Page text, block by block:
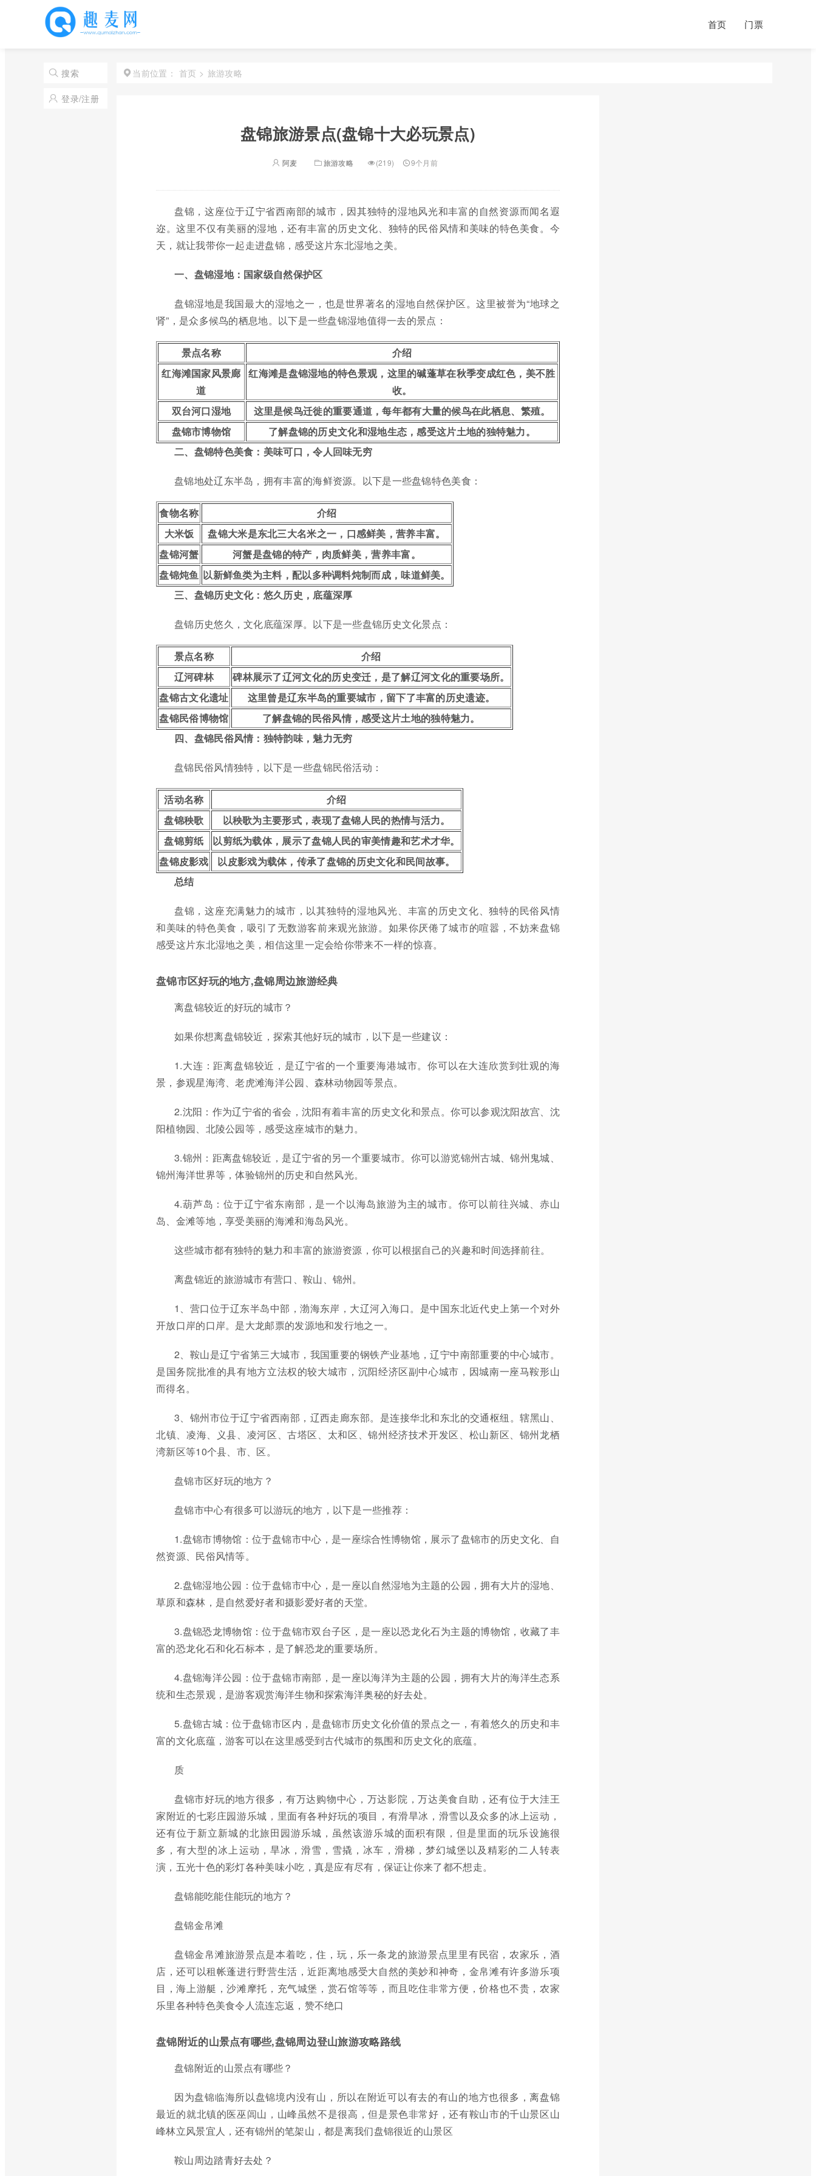
首页 门票
搜索
登录/注册
当前位置： 首页 > 旅游攻略
盘锦旅游景点(盘锦十大必玩景点)
阿麦 旅游攻略 (219) 9个月前
盘锦，这座位于辽宁省西南部的城市，因其独特的湿地风光和丰富的自然资源而闻名遐
迩。这里不仅有美丽的湿地，还有丰富的历史文化、独特的民俗风情和美味的特色美食。今
天，就让我带你一起走进盘锦，感受这片东北湿地之美。
一、盘锦湿地：国家级自然保护区
盘锦湿地是我国最大的湿地之一，也是世界著名的湿地自然保护区。这里被誉为“地球之
肾”，是众多候鸟的栖息地。以下是一些盘锦湿地值得一去的景点：
景点名称
介绍
红海滩国家风景廊
道
红海滩是盘锦湿地的特色景观，这里的碱蓬草在秋季变成红色，美不胜
收。
双台河口湿地
这里是候鸟迁徙的重要通道，每年都有大量的候鸟在此栖息、繁殖。
盘锦市博物馆
了解盘锦的历史文化和湿地生态，感受这片土地的独特魅力。
二、盘锦特色美食：美味可口，令人回味无穷
盘锦地处辽东半岛，拥有丰富的海鲜资源。以下是一些盘锦特色美食：
食物名称
介绍
大米饭
盘锦大米是东北三大名米之一，口感鲜美，营养丰富。
盘锦河蟹
河蟹是盘锦的特产，肉质鲜美，营养丰富。
盘锦炖鱼 以新鲜鱼类为主料，配以多种调料炖制而成，味道鲜美。
三、盘锦历史文化：悠久历史，底蕴深厚
盘锦历史悠久，文化底蕴深厚。以下是一些盘锦历史文化景点：
景点名称
介绍
辽河碑林
碑林展示了辽河文化的历史变迁，是了解辽河文化的重要场所。
盘锦古文化遗址
这里曾是辽东半岛的重要城市，留下了丰富的历史遗迹。
盘锦民俗博物馆
了解盘锦的民俗风情，感受这片土地的独特魅力。
四、盘锦民俗风情：独特韵味，魅力无穷
盘锦民俗风情独特，以下是一些盘锦民俗活动：
活动名称
介绍
盘锦秧歌
以秧歌为主要形式，表现了盘锦人民的热情与活力。
盘锦剪纸
以剪纸为载体，展示了盘锦人民的审美情趣和艺术才华。
盘锦皮影戏
以皮影戏为载体，传承了盘锦的历史文化和民间故事。
总结
盘锦，这座充满魅力的城市，以其独特的湿地风光、丰富的历史文化、独特的民俗风情
和美味的特色美食，吸引了无数游客前来观光旅游。如果你厌倦了城市的喧嚣，不妨来盘锦
感受这片东北湿地之美，相信这里一定会给你带来不一样的惊喜。
盘锦市区好玩的地方,盘锦周边旅游经典
离盘锦较近的好玩的城市？
如果你想离盘锦较近，探索其他好玩的城市，以下是一些建议：
1.大连：距离盘锦较近，是辽宁省的一个重要海港城市。你可以在大连欣赏到壮观的海
景，参观星海湾、老虎滩海洋公园、森林动物园等景点。
2.沈阳：作为辽宁省的省会，沈阳有着丰富的历史文化和景点。你可以参观沈阳故宫、沈
阳植物园、北陵公园等，感受这座城市的魅力。
3.锦州：距离盘锦较近，是辽宁省的另一个重要城市。你可以游览锦州古城、锦州鬼城、
锦州海洋世界等，体验锦州的历史和自然风光。
4.葫芦岛：位于辽宁省东南部，是一个以海岛旅游为主的城市。你可以前往兴城、赤山
岛、金滩等地，享受美丽的海滩和海岛风光。
这些城市都有独特的魅力和丰富的旅游资源，你可以根据自己的兴趣和时间选择前往。
离盘锦近的旅游城市有营口、鞍山、锦州。
1、营口位于辽东半岛中部，渤海东岸，大辽河入海口。是中国东北近代史上第一个对外
开放口岸的口岸。是大龙邮票的发源地和发行地之一。
2、鞍山是辽宁省第三大城市，我国重要的钢铁产业基地，辽宁中南部重要的中心城市。
是国务院批准的具有地方立法权的较大城市，沉阳经济区副中心城市，因城南一座马鞍形山
而得名。
3、锦州市位于辽宁省西南部，辽西走廊东部。是连接华北和东北的交通枢纽。辖黑山、
北镇、凌海、义县、凌河区、古塔区、太和区、锦州经济技术开发区、松山新区、锦州龙栖
湾新区等10个县、市、区。
盘锦市区好玩的地方？
盘锦市中心有很多可以游玩的地方，以下是一些推荐：
1.盘锦市博物馆：位于盘锦市中心，是一座综合性博物馆，展示了盘锦市的历史文化、自
然资源、民俗风情等。
2.盘锦湿地公园：位于盘锦市中心，是一座以自然湿地为主题的公园，拥有大片的湿地、
草原和森林，是自然爱好者和摄影爱好者的天堂。
3.盘锦恐龙博物馆：位于盘锦市双台子区，是一座以恐龙化石为主题的博物馆，收藏了丰
富的恐龙化石和化石标本，是了解恐龙的重要场所。
4.盘锦海洋公园：位于盘锦市南部，是一座以海洋为主题的公园，拥有大片的海洋生态系
统和生态景观，是游客观赏海洋生物和探索海洋奥秘的好去处。
5.盘锦古城：位于盘锦市区内，是盘锦市历史文化价值的景点之一，有着悠久的历史和丰
富的文化底蕴，游客可以在这里感受到古代城市的氛围和历史文化的底蕴。
质
盘锦市好玩的地方很多，有万达购物中心，万达影院，万达美食自助，还有位于大洼王
家附近的七彩庄园游乐城，里面有各种好玩的项目，有滑旱冰，滑雪以及众多的冰上运动，
还有位于新立新城的北旅田园游乐城，虽然该游乐城的面积有限，但是里面的玩乐设施很
多，有大型的冰上运动，旱冰，滑雪，雪撬，冰车，滑梯，梦幻城堡以及精彩的二人转表
演，五光十色的彩灯各种美味小吃，真是应有尽有，保证让你来了都不想走。
盘锦能吃能住能玩的地方？
盘锦金帛滩
盘锦金帛滩旅游景点是本着吃，住，玩，乐一条龙的旅游景点里里有民宿，农家乐，酒
店，还可以租帐蓬进行野营生活，近距离地感受大自然的美妙和神奇，金帛滩有许多游乐项
目，海上游艇，沙滩摩托，充气城堡，赏石馆等等，而且吃住非常方便，价格也不贵，农家
乐里各种特色美食令人流连忘返，赞不绝口
盘锦附近的山景点有哪些,盘锦周边登山旅游攻略路线
盘锦附近的山景点有哪些？
因为盘锦临海所以盘锦境内没有山，所以在附近可以有去的有山的地方也很多，离盘锦
最近的就北镇的医巫闾山，山峰虽然不是很高，但是景色非常好，还有鞍山市的千山景区山
峰林立风景宜人，还有锦州的笔架山，都是离我们盘锦很近的山景区
鞍山周边踏青好去处？